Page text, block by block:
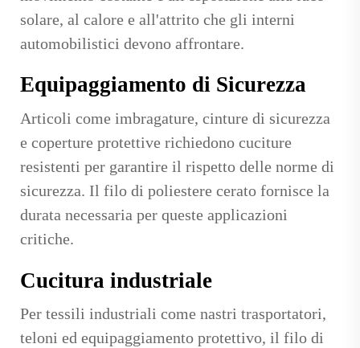
solare, al calore e all'attrito che gli interni
automobilistici devono affrontare.
Equipaggiamento di Sicurezza
Articoli come imbragature, cinture di sicurezza
e coperture protettive richiedono cuciture
resistenti per garantire il rispetto delle norme di
sicurezza. Il filo di poliestere cerato fornisce la
durata necessaria per queste applicazioni
critiche.
Cucitura industriale
Per tessili industriali come nastri trasportatori,
teloni ed equipaggiamento protettivo, il filo di